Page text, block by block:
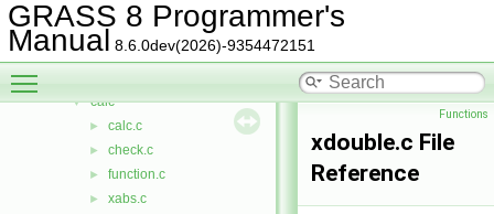
GRASS 8 Programmer's
Manual 8.6.0dev(2026)-9354472151
► bitmap
► btree
► btree2
▼ calc
► calc.c
► check.c
► function.c
► xabs.c
Functions
xdouble.c File
Reference